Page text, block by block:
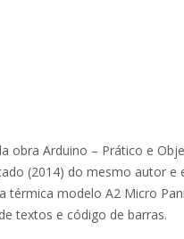
obra Arduino – Prático e
(2014) do mesmo autor e
térmica modelo A2 Micro
textos e código de barras.